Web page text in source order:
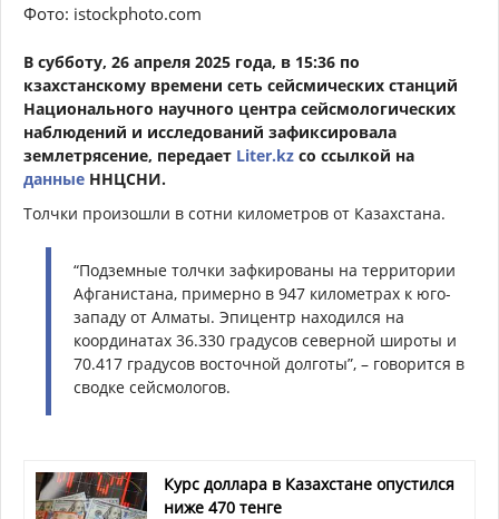
Фото: istockphoto.com
В субботу, 26 апреля 2025 года, в 15:36 по
кзахстанскому времени сеть сейсмических станций
Национального научного центра сейсмологических
наблюдений и исследований зафиксировала
землетрясение, передает Liter.kz со ссылкой на
данные ННЦСНИ.
Толчки произошли в сотни километров от Казахстана.
“Подземные толчки зафкированы на территории
Афганистана, примерно в 947 километрах к юго-
западу от Алматы. Эпицентр находился на
координатах 36.330 градусов северной широты и
70.417 градусов восточной долготы”, – говорится в
сводке сейсмологов.
Курс доллара в Казахстане опустился
ниже 470 тенге